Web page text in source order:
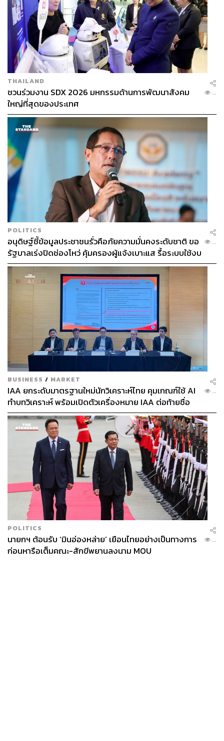
THAILAND
ชวนร่วมงาน SDX 2026 มหกรรมด้านการพัฒนาสังคม
ใหญ่ที่สุดของประเทศ
...
POLITICS
อนุดิษฐ์ชี้ข้อมูลประชาชนรั่วคือภัยความมั่นคงระดับชาติ ขอ
รัฐบาลเร่งปิดช่องโหว่ คุ้มครองผู้แจ้งเบาะแส รื้อระบบใช้งบ
ไซเบอร์
...
BUSINESS / MARKET
IAA ยกระดับมาตรฐานใหม่นักวิเคราะห์ไทย คุมเกณฑ์ใช้ AI
ทำบทวิเคราะห์ พร้อมเปิดตัวเครื่องหมาย IAA ต่อท้ายชื่อ
...
POLITICS
นายกฯ ต้อนรับ ‘มินอ่องหล่าย’ เยือนไทยอย่างเป็นทางการ
ก่อนหารือเต็มคณะ-สักขีพยานลงนาม MOU
...